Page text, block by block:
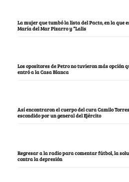
La mujer que tumbó la lista del Pacto, en la que
María del Mar Pizarro y “Lalis
Los opositores de Petro no tuvieron más
entró a la Casa Blanca
Así encontraron el cuerpo del cura Camilo
escondido por un general del Ejército
Regresar a la radio para comentar fútbol, la
contra la depresión